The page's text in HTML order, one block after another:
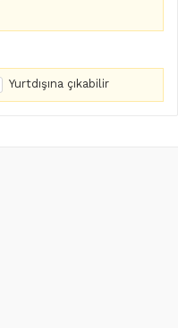
Yurtdışına çıkabilir